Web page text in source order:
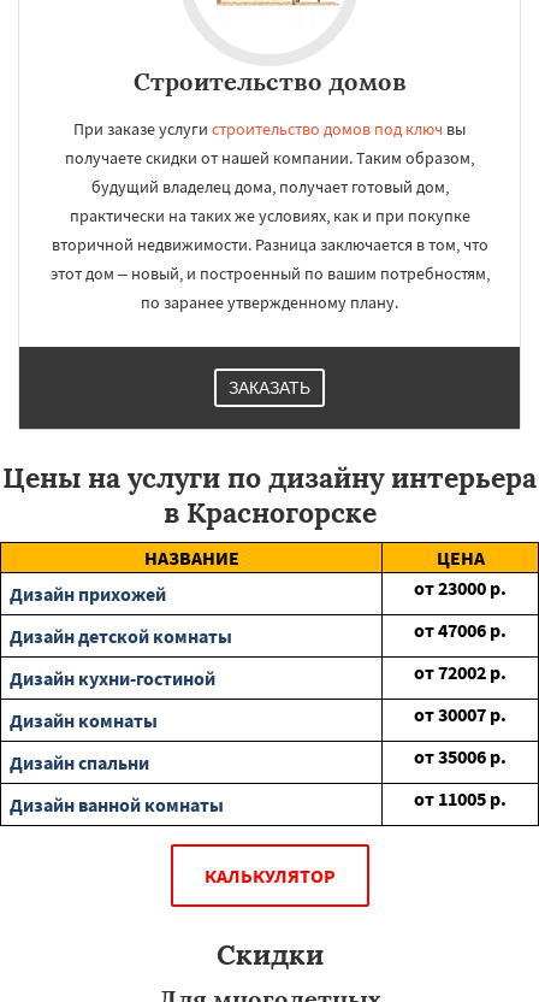
Строительство домов
При заказе услуги строительство домов под ключ вы
получаете скидки от нашей компании. Таким образом,
будущий владелец дома, получает готовый дом,
практически на таких же условиях, как и при покупке
вторичной недвижимости. Разница заключается в том, что
этот дом – новый, и построенный по вашим потребностям,
по заранее утвержденному плану.
ЗАКАЗАТЬ
Цены на услуги по дизайну интерьера
в Красногорске
НАЗВАНИЕ
ЦЕНА
Дизайн прихожей
от23000 р.
Дизайн детской комнаты
от47006 р.
Дизайн кухни-гостиной
от72002 р.
Дизайн комнаты
от30007 р.
Дизайн спальни
от35006 р.
Дизайн ванной комнаты
от 11005 р.
КАЛЬКУЛЯТОР
Скидки